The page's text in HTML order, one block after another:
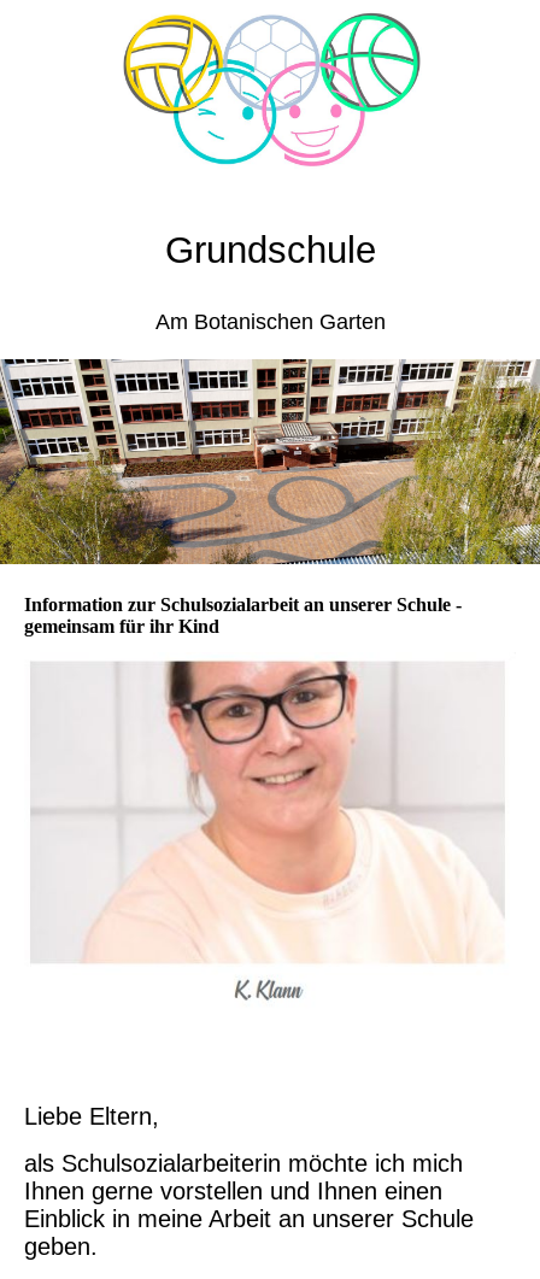
Grundschule
Am Botanischen Garten
Information zur Schulsozialarbeit an unserer Schule -
gemeinsam für ihr Kind
Liebe Eltern,
als Schulsozialarbeiterin möchte ich mich
Ihnen gerne vorstellen und Ihnen einen
Einblick in meine Arbeit an unserer Schule
geben.